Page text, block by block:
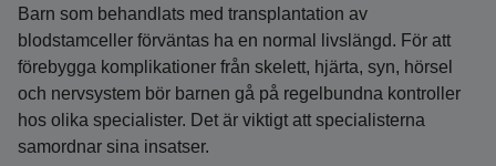
Barn som behandlats med transplantation av
blodstamceller förväntas ha en normal livslängd. För att
förebygga komplikationer från skelett, hjärta, syn, hörsel
och nervsystem bör barnen gå på regelbundna kontroller
hos olika specialister. Det är viktigt att specialisterna
samordnar sina insatser.